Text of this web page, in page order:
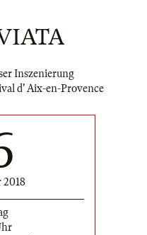
Inszenierung
d' Aix-en-Provence
2018